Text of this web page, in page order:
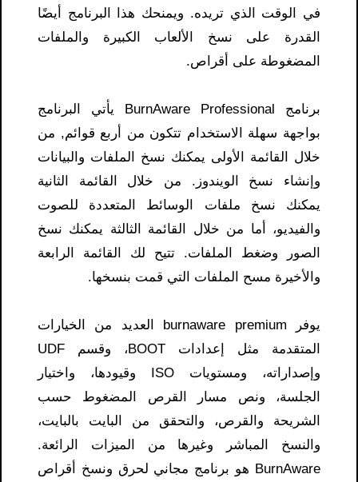
في الوقت الذي تريده. ويمنحك هذا البرنامج أيضًا
القدرة على نسخ الألعاب الكبيرة والملفات
المضغوطة على أقراص.
برنامج BurnAware Professional يأتي البرنامج
بواجهة سهلة الاستخدام تتكون من أربع قوائم, من
خلال القائمة الأولى يمكنك نسخ الملفات والبيانات
وإنشاء نسخ الويندوز. من خلال القائمة الثانية
يمكنك نسخ ملفات الوسائط المتعددة للصوت
والفيديو، أما من خلال القائمة الثالثة يمكنك نسخ
الصور وضغط الملفات. تتيح لك القائمة الرابعة
والأخيرة مسح الملفات التي قمت بنسخها.
يوفر burnaware premium العديد من الخيارات
المتقدمة مثل إعدادات BOOT، وقسم UDF
وإصداراته، ومستويات ISO وقيودها، واختيار
الجلسة، ونص مسار القرص المضغوط حسب
الشريحة والقرص، والتحقق من البايت بالبايت،
والنسخ المباشر وغيرها من الميزات الرائعة.
BurnAware هو برنامج مجاني لحرق ونسخ أقراص